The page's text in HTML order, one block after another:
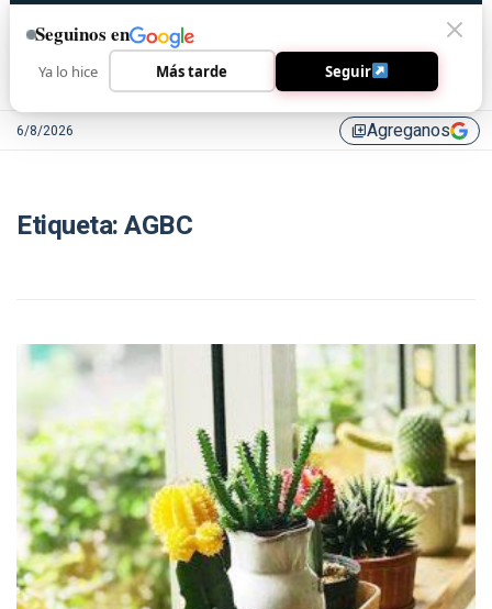
6/8/2026 library_addAgreganos
Etiqueta:AGBC
Seguinos en
Ya lo hice Más tarde Seguir